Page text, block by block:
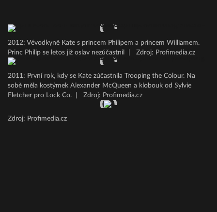
2012: Vévodkyně Kate s princem Philipem a princem Williamem.
Princ Philip se letos již oslav nezúčastnil
Zdroj: Profimedia.cz
2011: První rok, kdy se Kate zúčastnila Trooping the Colour. Na
sobě měla kostýmek Alexander McQueen a klobouk od Sylvie
Fletcher pro Lock Co.
Zdroj: Profimedia.cz
Zdroj: Profimedia.cz